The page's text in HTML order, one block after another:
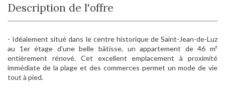
Description de l'offre
- Idéalement situé dans le centre historique de Saint-Jean-de-Luz
au 1er étage d’une belle bâtisse, un appartement de 46 m²
entièrement rénové. Cet excellent emplacement à proximité
immédiate de la plage et des commerces permet un mode de vie
tout à pied.